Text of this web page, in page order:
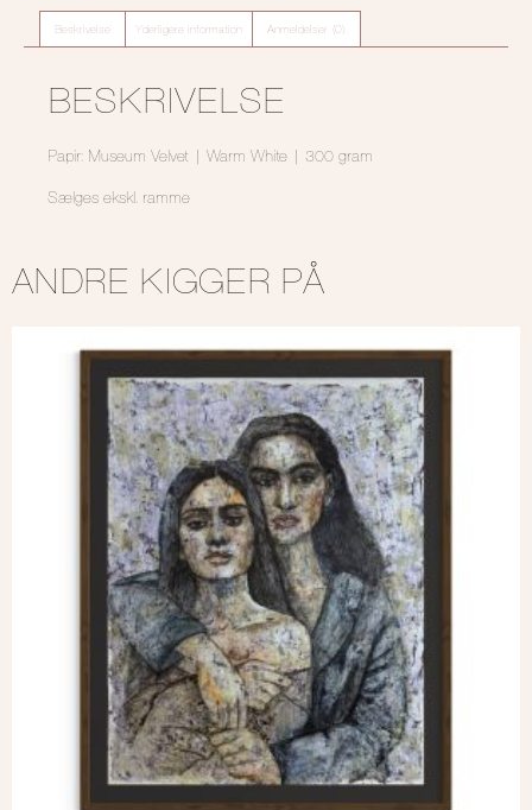
Beskrivelse Yderligere information Anmeldelser (0)
BESKRIVELSE
Papir: Museum Velvet | Warm White | 300 gram
Sælges ekskl. ramme
ANDRE KIGGER PÅ